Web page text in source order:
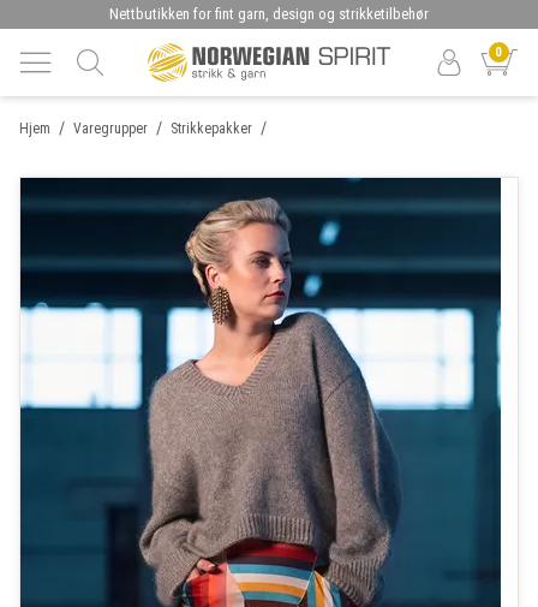
Nettbutikken for fint garn, design og strikketilbehør
0
/
Hjem /
Varegrupper /
Strikkepakker